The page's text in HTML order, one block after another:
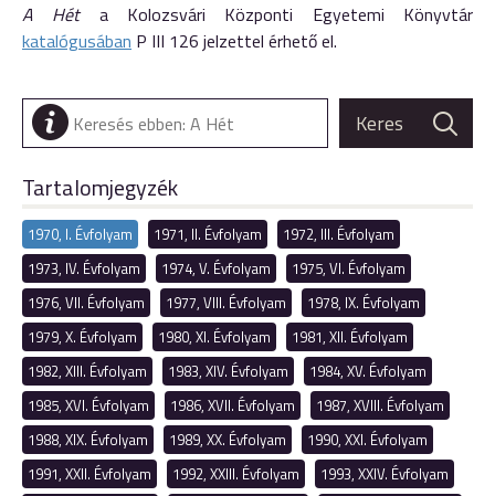
A Hét a Kolozsvári Központi Egyetemi Könyvtár
katalógusában P III 126 jelzettel érhető el.
Tartalomjegyzék
1970, I. Évfolyam 1971, II. Évfolyam
1972, III. Évfolyam
1973, IV. Évfolyam
1974, V. Évfolyam
1975, VI. Évfolyam
1976, VII. Évfolyam
1977, VIII. Évfolyam
1978, IX. Évfolyam
1979, X. Évfolyam
1980, XI. Évfolyam
1981, XII. Évfolyam
1982, XIII. Évfolyam
1983, XIV. Évfolyam
1984, XV. Évfolyam
1985, XVI. Évfolyam
1986, XVII. Évfolyam
1987, XVIII. Évfolyam
1988, XIX. Évfolyam
1989, XX. Évfolyam
1990, XXI. Évfolyam
1991, XXII. Évfolyam
1992, XXIII. Évfolyam
1993, XXIV. Évfolyam